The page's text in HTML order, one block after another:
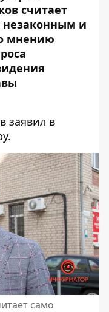
считает
незаконным и
мнению
заявил в
само